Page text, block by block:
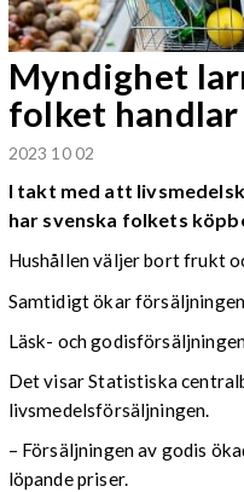
Myndighet
folket
2023 10 02
I takt med att
har svenska folkets
Hushållen väljer bort frukt
Samtidigt ökar
Läsk- och
Det visar Statistiska
livsmedelsförsäljningen.
– Försäljningen av godis
löpande priser.